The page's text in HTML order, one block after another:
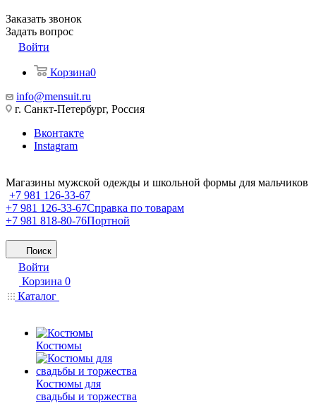
Заказать звонок
Задать вопрос
Войти
Корзина0
info@mensuit.ru
г. Санкт-Петербург, Россия
Вконтакте
Instagram
Магазины мужской одежды и школьной формы для мальчиков
+7 981 126-33-67
+7 981 126-33-67Справка по товарам
+7 981 818-80-76Портной
Поиск
Войти
Корзина 0
Каталог
Костюмы
Костюмы для
свадьбы и торжества